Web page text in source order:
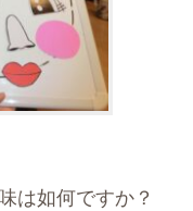
は如何ですか？